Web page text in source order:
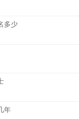
多少
年